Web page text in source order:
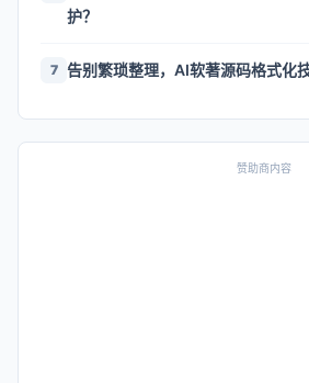
护？
7 告别繁琐整理，AI软著源码格式化
赞助商内容